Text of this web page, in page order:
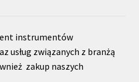
instrumentów
usług związanych z branżą
zakup naszych